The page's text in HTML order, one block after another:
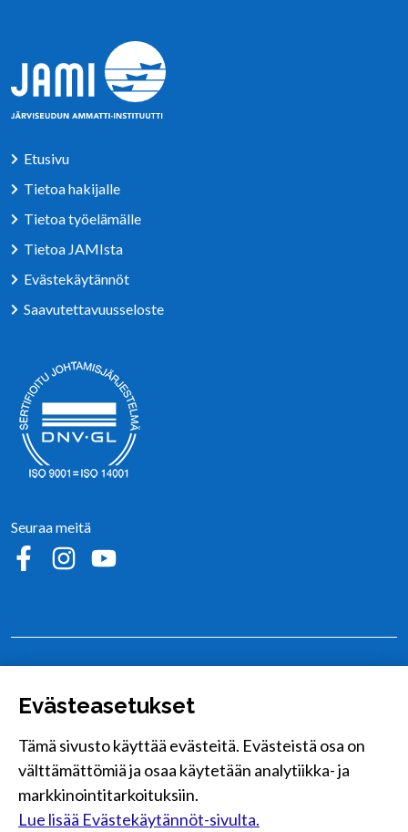
Etusivu
Tietoa hakijalle
Tietoa työelämälle
Tietoa JAMIsta
Evästekäytännöt
Saavutettavuusseloste
Seuraa meitä
Sosiaalinen media: facebook
Sosiaalinen media: instagram
Sosiaalinen media: youtube
Hoiskontie 25, 62900 Alajärvi
Kurejoentie 390, 62710 Kurejoki
Lappajärvi
Erkkiläntie 2, 62600 Lappajärvi
Evästeasetukset
Tämä sivusto käyttää evästeitä. Evästeistä osa on
välttämättömiä ja osaa käytetään analytiikka- ja
markkinointitarkoituksiin.
Lue lisää Evästekäytännöt-sivulta.